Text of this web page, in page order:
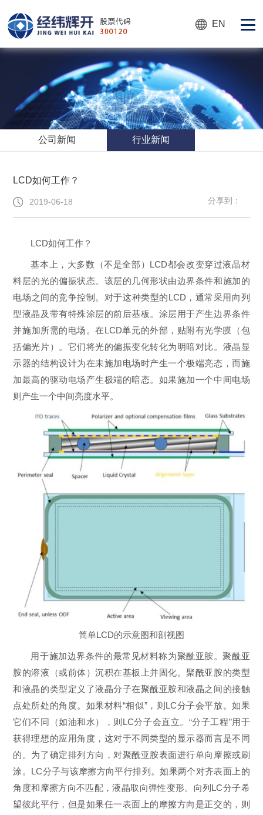
EN
公司新闻 行业新闻
LCD如何工作？
2019-06-18 分享到：
LCD如何工作？
基本上，大多数（不是全部）LCD都会改变穿过液晶材
料层的光的偏振状态。该层的几何形状由边界条件和施加的
电场之间的竞争控制。对于这种类型的LCD，通常采用向列
型液晶及带有特殊涂层的前后基板。涂层用于产生边界条件
并施加所需的电场。在LCD单元的外部，贴附有光学膜（包
括偏光片）。它们将光的偏振变化转化为明暗对比。液晶显
示器的结构设计为在未施加电场时产生一个极端亮态，而施
加最高的驱动电场产生极端的暗态。如果施加一个中间电场
则产生一个中间亮度水平。
简单LCD的示意图和剖视图
用于施加边界条件的最常见材料称为聚酰亚胺。聚酰亚
胺的溶液（或前体）沉积在基板上并固化。聚酰亚胺的类型
和液晶的类型定义了液晶分子在聚酰亚胺和液晶之间的接触
点处所处的角度。如果材料“相似”，则LC分子会平放。如果
它们不同（如油和水），则LC分子会直立。“分子工程”用于
获得理想的应用角度，这对于不同类型的显示器而言是不同
的。为了确定排列方向，对聚酰亚胺表面进行单向摩擦或刷
涂。LC分子与该摩擦方向平行排列。如果两个对齐表面上的
角度和摩擦方向不匹配，液晶取向弹性变形。向列LC分子希
望彼此平行，但是如果任一表面上的摩擦方向是正交的，则